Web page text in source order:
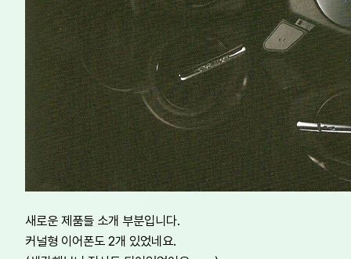
새로운 제품들 소개 부분입니다.
커널형 이어폰도 2개 있었네요.